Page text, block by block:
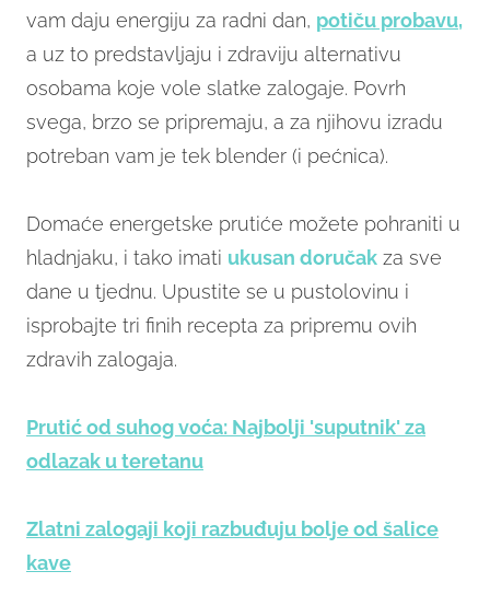
vam daju energiju za radni dan, potiču probavu,
a uz to predstavljaju i zdraviju alternativu
osobama koje vole slatke zalogaje. Povrh
svega, brzo se pripremaju, a za njihovu izradu
potreban vam je tek blender (i pećnica).
Domaće energetske prutiće možete pohraniti u
hladnjaku, i tako imati ukusan doručak za sve
dane u tjednu. Upustite se u pustolovinu i
isprobajte tri finih recepta za pripremu ovih
zdravih zalogaja.
Prutić od suhog voća: Najbolji 'suputnik' za
odlazak u teretanu
Zlatni zalogaji koji razbuđuju bolje od šalice
kave